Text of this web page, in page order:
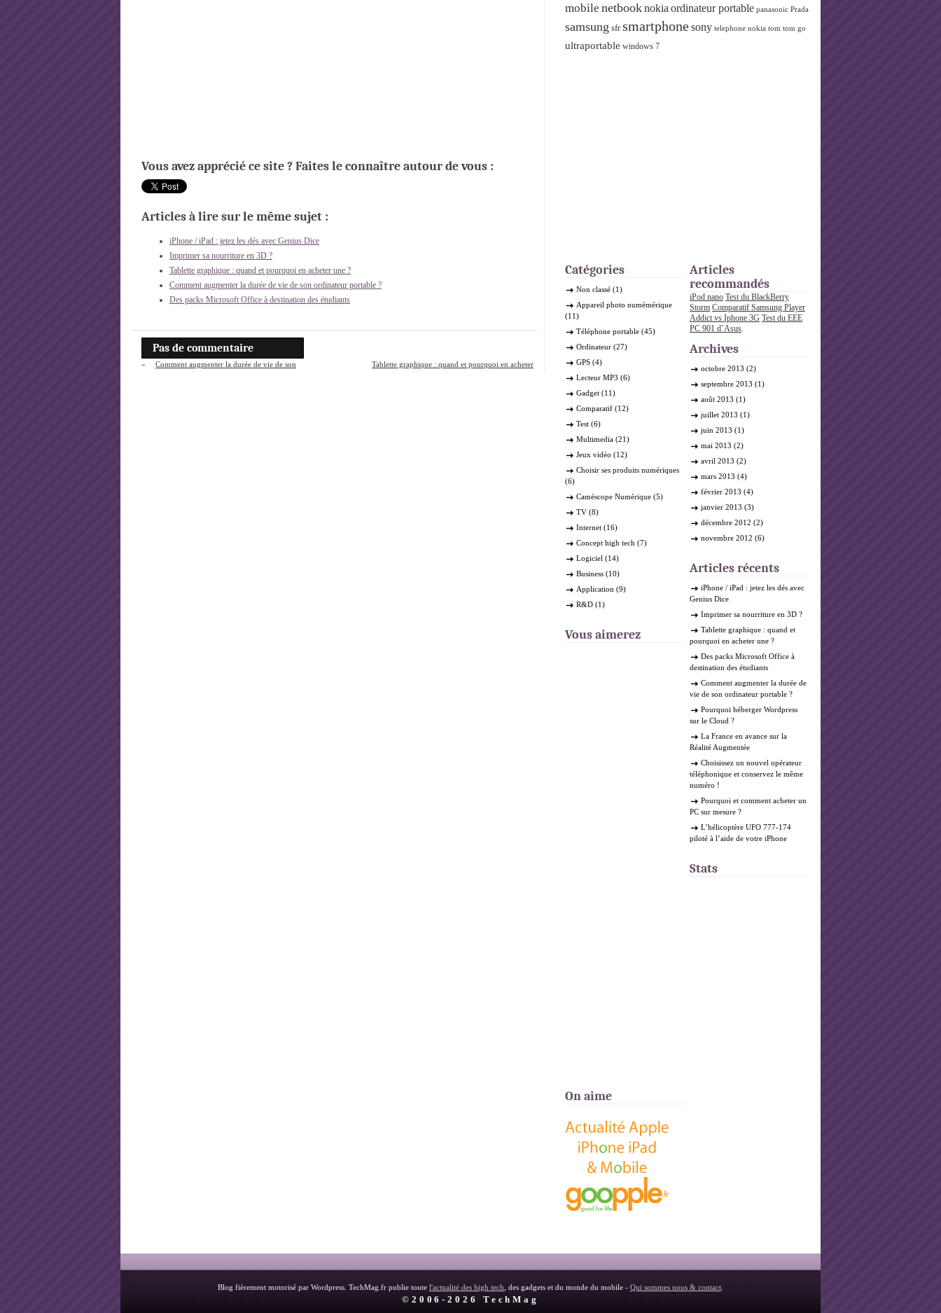
Vous avez apprécié ce site ? Faites le connaître autour de vous :
Articles à lire sur le même sujet :
iPhone / iPad : jetez les dés avec Genius Dice
Imprimer sa nourriture en 3D ?
Tablette graphique : quand et pourquoi en acheter une ?
Comment augmenter la durée de vie de son ordinateur portable ?
Des packs Microsoft Office à destination des étudiants
Pas de commentaire
«
Comment augmenter la durée de vie de son
Tablette graphique : quand et pourquoi en acheter
mobile netbooknokiaordinateur portable panasonic Prada
samsung sfr smartphonesony telephone nokia tom tom go
ultraportable windows 7
Catégories
Non classé (1)
Appareil photo numémérique
(11)
Téléphone portable (45)
Ordinateur (27)
GPS (4)
Lecteur MP3 (6)
Gadget (11)
Comparatif (12)
Test (6)
Multimedia (21)
Jeux vidéo (12)
Choisir ses produits numériques
(6)
Caméscope Numérique (5)
TV (8)
Internet (16)
Concept high tech (7)
Logiciel (14)
Business (10)
Application (9)
R&D (1)
Vous aimerez
On aime
Articles
recommandés
iPod nano Test du BlackBerry
Storm Comparatif Samsung Player
Addict vs Iphone 3G Test du EEE
PC 901 d’Asus.
Archives
octobre 2013 (2)
septembre 2013 (1)
août 2013 (1)
juillet 2013 (1)
juin 2013 (1)
mai 2013 (2)
avril 2013 (2)
mars 2013 (4)
février 2013 (4)
janvier 2013 (3)
décembre 2012 (2)
novembre 2012 (6)
Articles récents
iPhone / iPad : jetez les dés avec
Genius Dice
Imprimer sa nourriture en 3D ?
Tablette graphique : quand et
pourquoi en acheter une ?
Des packs Microsoft Office à
destination des étudiants
Comment augmenter la durée de
vie de son ordinateur portable ?
Pourquoi héberger Wordpress
sur le Cloud ?
La France en avance sur la
Réalité Augmentée
Choisissez un nouvel opérateur
téléphonique et conservez le même
numéro !
Pourquoi et comment acheter un
PC sur mesure ?
L’hélicoptère UFO 777-174
piloté à l’aide de votre iPhone
Stats
Blog fièrement motorisé par Wordpress. TechMag.fr publie toute l'actualité des high tech , des gadgets et du monde du mobile - Qui sommes nous & contact
©2006-2026 TechMag